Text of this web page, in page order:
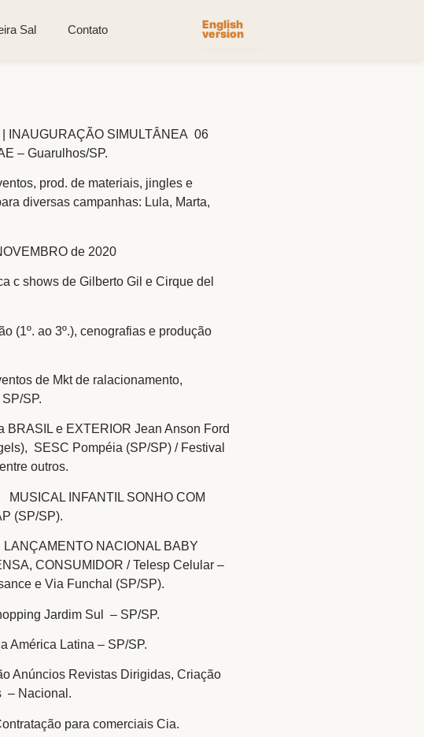
Sal Contato English
version
INAUGURAÇÃO SIMULTÂNEA 06
– Guarulhos/SP.
prod. de materiais, jingles e
diversas campanhas: Lula, Marta,
de 2020
c shows de Gilberto Gil e Cirque del
(1º. ao 3º.), cenografias e produção
de Mkt de ralacionamento,
SP.
BRASIL e EXTERIOR Jean Anson Ford
SESC Pompéia (SP/SP) / Festival
outros.
INFANTIL SONHO COM
(SP/SP).
NACIONAL BABY
CONSUMIDOR / Telesp Celular –
e Via Funchal (SP/SP).
Jardim Sul – SP/SP.
América Latina – SP/SP.
Anúncios Revistas Dirigidas, Criação
– Nacional.
para comerciais Cia.